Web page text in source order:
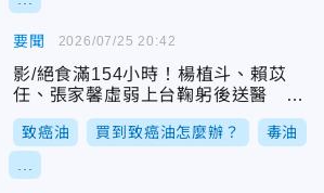
要聞
影/絕食滿154小時！楊植斗、賴苡
任、張家馨虛弱上台鞠躬後送醫 大
批民眾淚送
致癌油 買到致癌油怎麼辦？ 毒油
2026/07/25 20:42